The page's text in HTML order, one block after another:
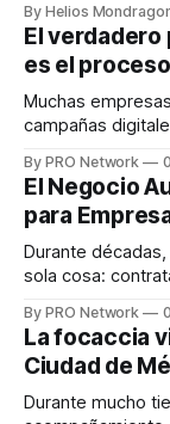
dispositivos
en tiempo real
decisiones sobre
responder
By Helios
El verdadero
es el
Muchas
campañas
INTERIUS, el
una entrevista
marketing digital
By PRO Network
El Negocio
para
Durante
sola cosa:
para los textos,
para encontrar
llamadas y
By PRO Network
La focaccia
Ciudad de
Durante mucho